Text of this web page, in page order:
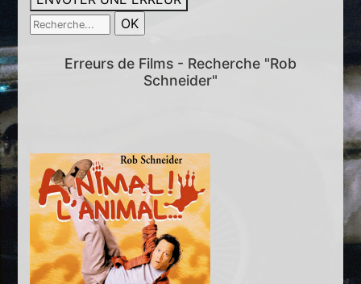
Erreurs de Films - Recherche "Rob
Schneider"